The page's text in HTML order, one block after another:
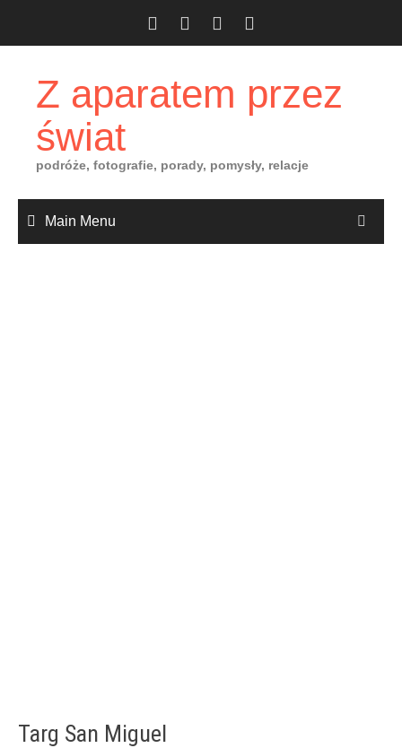
Z aparatem przez
świat
podróże, fotografie, porady, pomysły, relacje
Main Menu
Targ San Miguel